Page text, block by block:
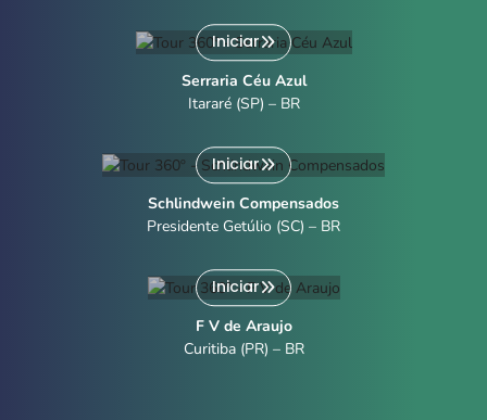
Iniciar
Serraria Céu Azul
Itararé (SP) – BR
Iniciar
Schlindwein Compensados
Presidente Getúlio (SC) – BR
Iniciar
F V de Araujo
Curitiba (PR) – BR